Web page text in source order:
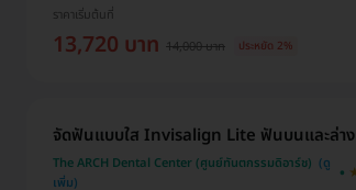
ราคาเริ่มต้นที่
13,720 บาท 14,000 บาท ประหยัด 2%
จัดฟันแบบใส Invisalign Lite ฟันบนและล่าง
The ARCH Dental Center (ศูนย์ทันตกรรมดิอาร์ช)